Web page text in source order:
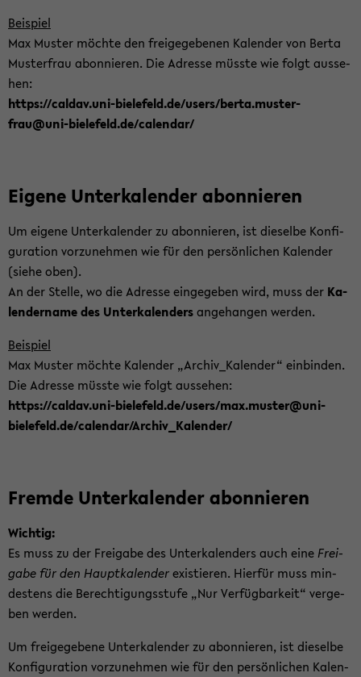
Bei­spiel
Max Mus­ter möch­te den frei­ge­ge­be­nen Ka­len­der von Berta
Mus­ter­frau abon­nie­ren. Die Adres­se müss­te wie folgt aus­se­
hen:
https://cal­dav.uni-​bielefeld.de/users/berta.mus­ter­
frau@uni-​bielefeld.de/ca­len­dar/
Ei­ge­ne Un­ter­ka­len­der abon­nie­ren
Um ei­ge­ne Un­ter­ka­len­der zu abon­nie­ren, ist die­sel­be Kon­fi­
gu­ra­ti­on vor­zu­neh­men wie für den per­sön­li­chen Ka­len­der
(siehe oben).
An der Stel­le, wo die Adres­se ein­ge­ge­ben wird, muss der Ka­
len­der­na­me des Un­ter­ka­len­dersan­ge­han­gen wer­den.
Bei­spiel
Max Mus­ter möch­te Ka­len­der „Ar­chi­v_­Ka­len­der“ ein­bin­den.
Die Adres­se müss­te wie folgt aus­se­hen:
https://cal­dav.uni-​bielefeld.de/users/max.mus­ter@uni-​
bielefeld.de/ca­len­dar/Ar­chi­v_­Ka­len­der/
Frem­de Un­ter­ka­len­der abon­nie­ren
Wich­tig:
Es muss zu der Frei­ga­be des Un­ter­ka­len­ders auch eineFrei­
ga­be für den Haupt­ka­len­derexis­tie­ren. Hier­für muss min­
des­tens die Be­rech­ti­gungs­stu­fe „Nur Ver­füg­bar­keit“ ver­ge­
ben wer­den.
Um frei­ge­ge­be­ne Un­ter­ka­len­der zu abon­nie­ren, ist die­sel­be
Kon­fi­gu­ra­ti­on vor­zu­neh­men wie für den per­sön­li­chen Ka­len­